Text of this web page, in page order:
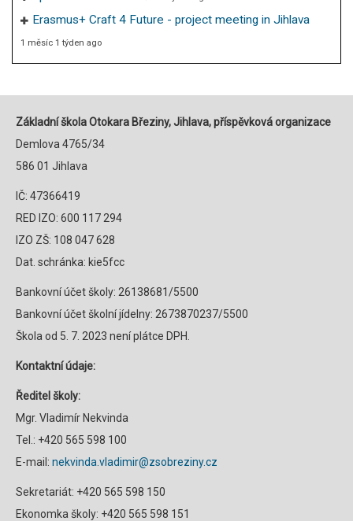
Erasmus+ Craft 4 Future - project meeting in Jihlava
1 měsíc 1 týden ago
Základní škola Otokara Březiny, Jihlava, příspěvková organizace
Demlova 4765/34
586 01 Jihlava
IČ: 47366419
RED IZO: 600 117 294
IZO ZŠ: 108 047 628
Dat. schránka: kie5fcc
Bankovní účet školy: 26138681/5500
Bankovní účet školní jídelny: 2673870237/5500
Škola od 5. 7. 2023 není plátce DPH.
Kontaktní údaje:
Ředitel školy:
Mgr. Vladimír Nekvinda
Tel.: +420 565 598 100
E-mail: nekvinda.vladimir@zsobreziny.cz
Sekretariát: +420 565 598 150
Ekonomka školy: +420 565 598 151